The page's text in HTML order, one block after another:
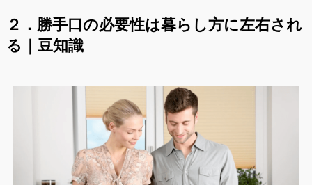
２．勝手口の必要性は暮らし方に左右され
る｜豆知識